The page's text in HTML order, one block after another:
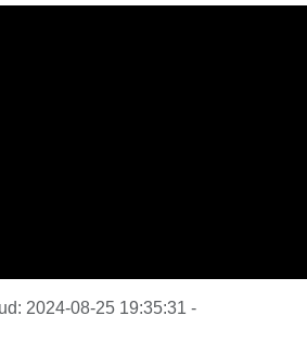
2024-08-25 19:35:31 -